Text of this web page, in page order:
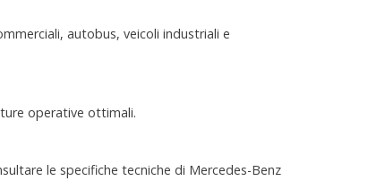
autobus, veicoli industriali e
operative ottimali.
le specifiche tecniche di Mercedes-Benz